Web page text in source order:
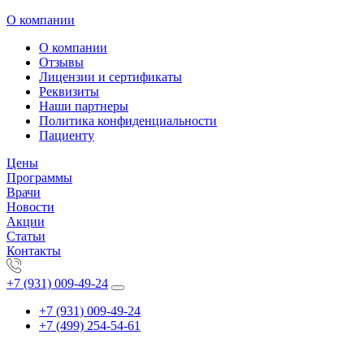
О компании
О компании
Отзывы
Лицензии и сертификаты
Реквизиты
Наши партнеры
Политика конфиденциальности
Пациенту
Цены
Программы
Врачи
Новости
Акции
Статьи
Контакты
+7 (931) 009-49-24
+7 (931) 009-49-24
+7 (499) 254-54-61